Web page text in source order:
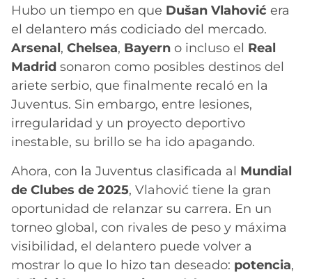
Hubo un tiempo en que Dušan Vlahović era
el delantero más codiciado del mercado.
Arsenal, Chelsea, Bayern o incluso el Real
Madrid sonaron como posibles destinos del
ariete serbio, que finalmente recaló en la
Juventus. Sin embargo, entre lesiones,
irregularidad y un proyecto deportivo
inestable, su brillo se ha ido apagando.
Ahora, con la Juventus clasificada al Mundial
de Clubes de 2025, Vlahović tiene la gran
oportunidad de relanzar su carrera. En un
torneo global, con rivales de peso y máxima
visibilidad, el delantero puede volver a
mostrar lo que lo hizo tan deseado: potencia,